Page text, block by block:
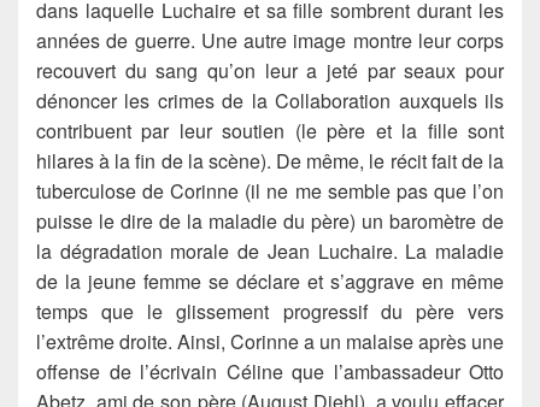
dans laquelle Luchaire et sa fille sombrent durant les
années de guerre. Une autre image montre leur corps
recouvert du sang qu’on leur a jeté par seaux pour
dénoncer les crimes de la Collaboration auxquels ils
contribuent par leur soutien (le père et la fille sont
hilares à la fin de la scène). De même, le récit fait de la
tuberculose de Corinne (il ne me semble pas que l’on
puisse le dire de la maladie du père) un baromètre de
la dégradation morale de Jean Luchaire. La maladie
de la jeune femme se déclare et s’aggrave en même
temps que le glissement progressif du père vers
l’extrême droite. Ainsi, Corinne a un malaise après une
offense de l’écrivain Céline que l’ambassadeur Otto